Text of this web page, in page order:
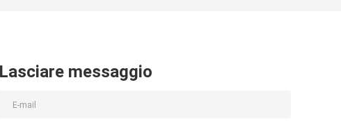
Lasciare messaggio